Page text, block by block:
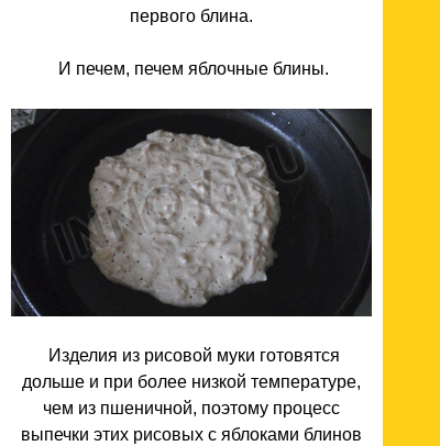
первого блина.
И печем, печем яблочные блины.
Изделия из рисовой муки готовятся
дольше и при более низкой температуре,
чем из пшеничной, поэтому процесс
выпечки этих рисовых с яблоками блинов